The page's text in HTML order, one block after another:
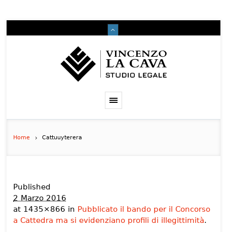
Home Cattuuyterera
Published
2 Marzo 2016
at 1435×866 in Pubblicato il bando per il Concorso
a Cattedra ma si evidenziano profili di illegittimità.